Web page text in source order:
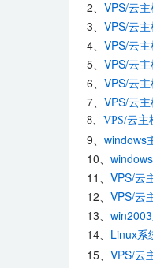
2、 VPS/云
3、 VPS/云
4、 VPS/云
5、 VPS/云
6、 VPS/云
7、 VPS/云
8、 VPS/云主
9、 windows
10、
11、 VPS/云
12、 VPS/云
13、
14、 Linux系
15、 VPS/云